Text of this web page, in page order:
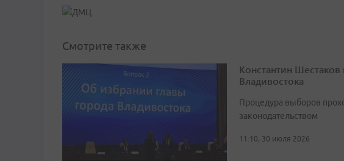
Смотрите также
Константин Шестаков
Владивостока
Процедура выборов
законодательством
11:10, 30 июля 2026